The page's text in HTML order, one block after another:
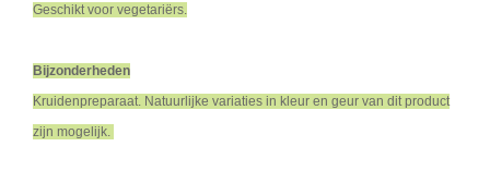
Geschikt voor vegetariërs.
Bijzonderheden
Kruidenpreparaat. Natuurlijke variaties in kleur en geur van dit product
zijn mogelijk.